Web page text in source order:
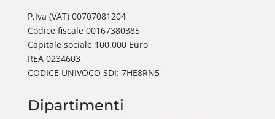
P.Iva (VAT) 00707081204
Codice fiscale 00167380385
Capitale sociale 100.000 Euro
REA 0234603
CODICE UNIVOCO SDI: 7HE8RN5
Dipartimenti